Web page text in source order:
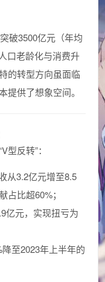
破3500亿元（年均
口老龄化与消费升
的转型方向虽面临
提供了想象空间。
反转”：
从3.2亿元增至8.5
比超60%；
亿元，实现扭亏为
至2023年上半年的